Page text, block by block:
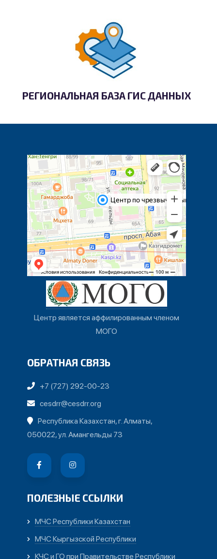
РЕГИОНАЛЬНАЯ БАЗА ГИС ДАННЫХ
Центр является аффилированным членом
МОГО
ОБРАТНАЯ СВЯЗЬ
+7 (727) 292-00-23
cesdrr@cesdrr.org
Республика Казахстан, г. Алматы,
050022, ул. Амангельды 73
ПОЛЕЗНЫЕ ССЫЛКИ
МЧС Республики Казахстан
МЧС Кыргызской Республики
КЧС и ГО при Правительстве Республики